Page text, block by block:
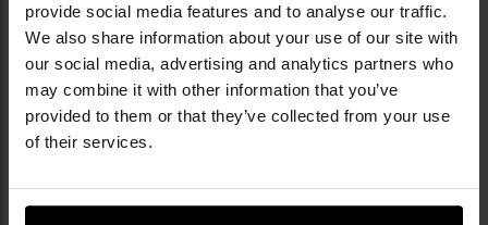
provide social media features and to analyse our traffic.
We also share information about your use of our site with
our social media, advertising and analytics partners who
may combine it with other information that you’ve
provided to them or that they’ve collected from your use
of their services.
КЛЮЧОВІ ХАРАКТЕРИСТИКИ
приталений крій
конструкція з повітропроникної бавовни
щільність тканини 180 г/м2
технологія Quick Drying